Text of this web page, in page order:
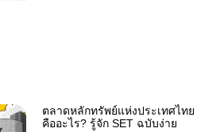
ตลาดหลักทรัพย์แห่งประเทศไทย
คืออะไร? รู้จัก SET ฉบับง่าย